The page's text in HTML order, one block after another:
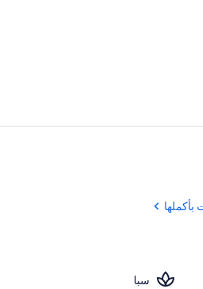
حمّام سباحة خارجي، مظلات على حمّام
سبا